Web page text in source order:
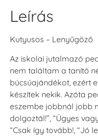
Leírás
Kutyusos – Lenyűgöző
Az iskolai jutalmazó
nem találtam a tanító
búcsúajándékot, ezért
készítek nekik. Azóta
eszembe jobbnál jobb
dolgoztál!”, “Ügyes
“Csak így tovább!, “Jó